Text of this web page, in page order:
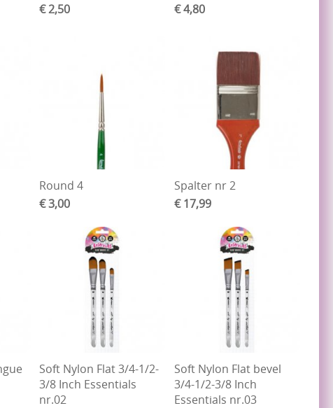
€ 2,50
€ 4,80
Round 4
€ 3,00
Spalter nr 2
€ 17,99
Soft Nylon Flat 3/4-1/2-
3/8 Inch Essentials
nr.02
Soft Nylon Flat bevel
3/4-1/2-3/8 Inch
Essentials nr.03